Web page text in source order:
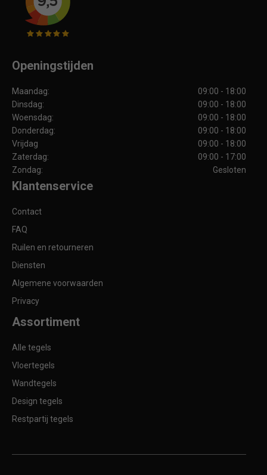
Openingstijden
Maandag:
09:00 - 18:00
Dinsdag:
09:00 - 18:00
Woensdag:
09:00 - 18:00
Donderdag:
09:00 - 18:00
Vrijdag
09:00 - 18:00
Zaterdag:
09:00 - 17:00
Zondag:
Gesloten
Klantenservice
Contact
FAQ
Ruilen en retourneren
Diensten
Algemene voorwaarden
Privacy
Assortiment
Alle tegels
Vloertegels
Wandtegels
Design tegels
Restpartij tegels